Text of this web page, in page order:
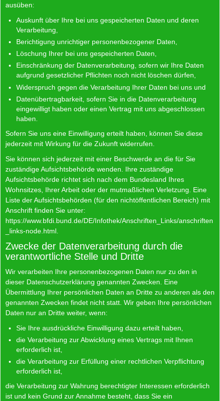
ausüben:
Auskunft über Ihre bei uns gespeicherten Daten und deren
Verarbeitung,
Berichtigung unrichtiger personenbezogener Daten,
Löschung Ihrer bei uns gespeicherten Daten,
Einschränkung der Datenverarbeitung, sofern wir Ihre Daten
aufgrund gesetzlicher Pflichten noch nicht löschen dürfen,
Widerspruch gegen die Verarbeitung Ihrer Daten bei uns und
Datenübertragbarkeit, sofern Sie in die Datenverarbeitung
eingewilligt haben oder einen Vertrag mit uns abgeschlossen
haben.
Sofern Sie uns eine Einwilligung erteilt haben, können Sie diese
jederzeit mit Wirkung für die Zukunft widerrufen.
Sie können sich jederzeit mit einer Beschwerde an die für Sie
zuständige Aufsichtsbehörde wenden. Ihre zuständige
Aufsichtsbehörde richtet sich nach dem Bundesland Ihres
Wohnsitzes, Ihrer Arbeit oder der mutmaßlichen Verletzung. Eine
Liste der Aufsichtsbehörden (für den nichtöffentlichen Bereich) mit
Anschrift finden Sie unter:
https://www.bfdi.bund.de/DE/Infothek/Anschriften_Links/anschriften
_links-node.html
Zwecke der Datenverarbeitung durch die
verantwortliche Stelle und Dritte
Wir verarbeiten Ihre personenbezogenen Daten nur zu den in
dieser Datenschutzerklärung genannten Zwecken. Eine
Übermittlung Ihrer persönlichen Daten an Dritte zu anderen als den
genannten Zwecken findet nicht statt. Wir geben Ihre persönlichen
Daten nur an Dritte weiter, wenn:
Sie Ihre ausdrückliche Einwilligung dazu erteilt haben,
die Verarbeitung zur Abwicklung eines Vertrags mit Ihnen
erforderlich ist,
die Verarbeitung zur Erfüllung einer rechtlichen Verpflichtung
erforderlich ist,
die Verarbeitung zur Wahrung berechtigter Interessen erforderlich
ist und kein Grund zur Annahme besteht, dass Sie ein